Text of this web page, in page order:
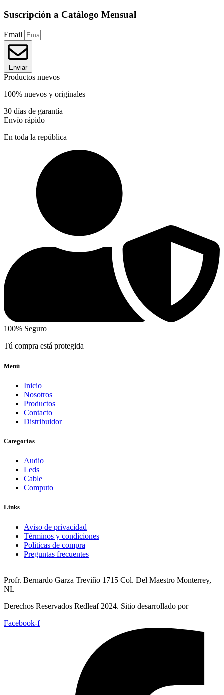
Suscripción a Catálogo Mensual
Email
Enviar
Productos nuevos
100% nuevos y originales
30 días de garantía
Envío rápido
En toda la república
100% Seguro
Tú compra está protegida
Menú
Inicio
Nosotros
Productos
Contacto
Distribuidor
Categorías
Audio
Leds
Cable
Computo
Links
Aviso de privacidad
Términos y condiciones
Politicas de compra
Preguntas frecuentes
Profr. Bernardo Garza Treviño 1715 Col. Del Maestro Monterrey,
NL
Derechos Reservados Redleaf 2024. Sitio desarrollado por
Facebook-f